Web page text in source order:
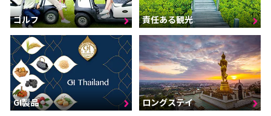
ゴルフ 責任ある観光
GI製品 ロングステイ